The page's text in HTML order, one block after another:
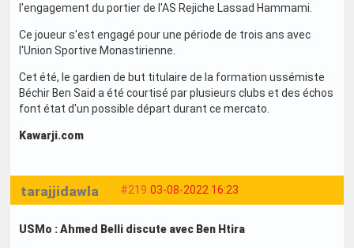
l'engagement du portier de l'AS Rejiche Lassad Hammami.
Ce joueur s'est engagé pour une période de trois ans avec
l'Union Sportive Monastirienne.
Cet été, le gardien de but titulaire de la formation ussémiste
Béchir Ben Said a été courtisé par plusieurs clubs et des échos
font état d'un possible départ durant ce mercato.
Kawarji.com
#219 03-08-2022 16:23
tarajjidawla
USMo : Ahmed Belli discute avec Ben Htira